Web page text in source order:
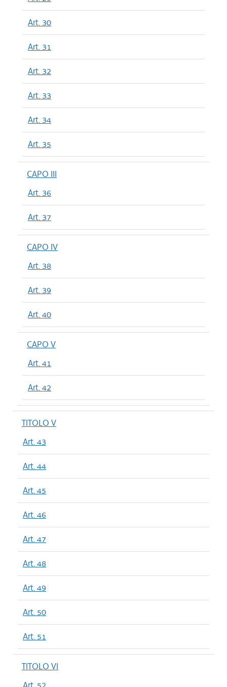
Art. 30
Art. 31
Art. 32
Art. 33
Art. 34
Art. 35
CAPO III
Art. 36
Art. 37
CAPO IV
Art. 38
Art. 39
Art. 40
CAPO V
Art. 41
Art. 42
TITOLO V
Art. 43
Art. 44
Art. 45
Art. 46
Art. 47
Art. 48
Art. 49
Art. 50
Art. 51
TITOLO VI